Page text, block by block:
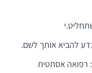
להביא אותך לשם.
רפואה אסתטית